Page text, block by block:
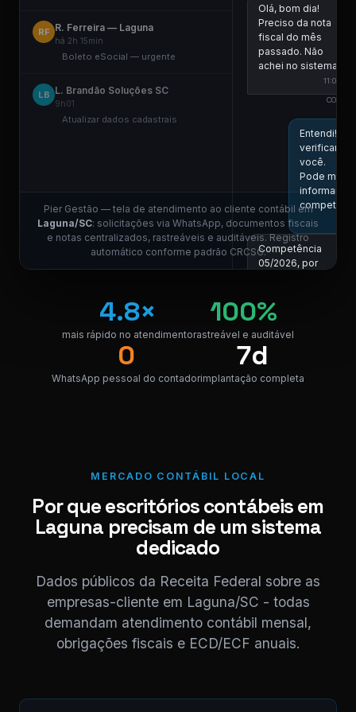
RF R. Ferreira — Laguna
há 2h 15min
Boleto eSocial — urgente
LB L. Brandão Soluções SC
9h01
Atualizar dados cadastrais
Olá, bom dia!
Preciso da nota
fiscal do mês
passado. Não
achei no sistema.
11:00
Entendi! Vou
verificar
você.
Pode me
informar a
Competência
05/2026, por
Localizei!
obrigado! 😊
⚠ Nota interna
NF competência 05/
Digite uma
(Ctrl+Enter para
Pier Gestão — tela de atendimento ao cliente contábil em
Laguna/SC: solicitações via WhatsApp, documentos fiscais
e notas centralizados, rastreáveis e auditáveis. Registro
automático conforme padrão CRCSC.
4.8×
mais rápido no atendimento
100%
rastreável e auditável
0
WhatsApp pessoal do contador
7d
implantação completa
MERCADO CONTÁBIL LOCAL
Por que escritórios contábeis em
Laguna precisam de um sistema
dedicado
Dados públicos da Receita Federal sobre as
empresas-cliente em Laguna/SC - todas
demandam atendimento contábil mensal,
obrigações fiscais e ECD/ECF anuais.